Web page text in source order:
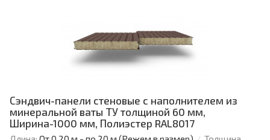
Сэндвич-панели стеновые с наполнителем из
минеральной ваты ТУ толщиной 60 мм,
Ширина-1000 мм, Полиэстер RAL8017